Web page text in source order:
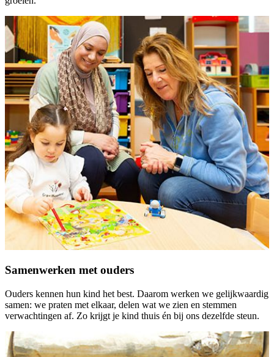
Samenwerken met ouders
Ouders kennen hun kind het best. Daarom werken we gelijkwaardig
samen: we praten met elkaar, delen wat we zien en stemmen
verwachtingen af. Zo krijgt je kind thuis én bij ons dezelfde steun.